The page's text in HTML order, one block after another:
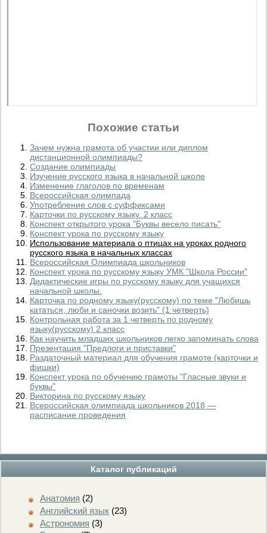
Каталог публикаций
Анатомия (2)
Английский язык(23)
Астрономия (3)
Похожие статьи
Зачем нужна грамота об участии или диплом
дистанционной олимпиады?
Создание олимпиады
Изучение русского языка в начальной школе
Изменение глаголов по временам
Всероссийская олимпада
Употребление слов с суффиксами
Карточки по русскому языку. 2 класс
Конспект открытого урока "Буквы весело писать"
Конспект урока по русскому языку
Использование материала о птицах на уроках родного
русского языка в начальных классах
Всероссийская Олимпиада школьников
Конспект урока по русскому языку УМК "Школа России"
Дидактические игры по русскому языку для учащихся
начальной школы.
Карточка по родному языку(русскому) по теме "Любишь
кататься, люби и саночки возить" (1 четверть)
Контрольная работа за 1 четверть по родному
языку(русскому) 2 класс
Как научить младших школьников легко запоминать слова
Презентация "Предлоги и приставки"
Раздаточный материал для обучения грамоте (карточки и
фишки)
Конспект урока по обучению грамоты "Гласные звуки и
буквы"
Викторина по русскому языку
Всероссийская олимпиада школьников 2018 —
расписание проведения